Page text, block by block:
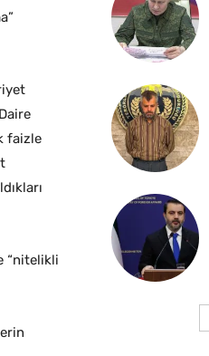
faizle
“nitelikli